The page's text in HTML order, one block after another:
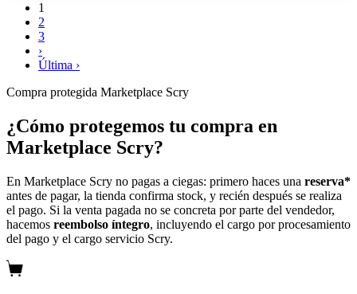
1
2
3
›
Última ›
Compra protegida Marketplace Scry
¿Cómo protegemos tu compra en
Marketplace Scry?
En Marketplace Scry no pagas a ciegas: primero haces una reserva*
antes de pagar, la tienda confirma stock, y recién después se realiza
el pago. Si la venta pagada no se concreta por parte del vendedor,
hacemos reembolso íntegro, incluyendo el cargo por procesamiento
del pago y el cargo servicio Scry.